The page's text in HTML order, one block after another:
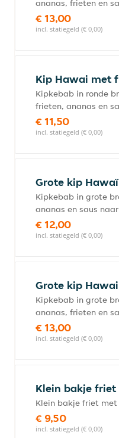
ananas, frieten en
€ 13,00
incl. statiegeld (€ 0,00)
Kip Hawai met
Kipkebab in ronde
frieten, ananas en
€ 11,50
incl. statiegeld (€ 0,00)
Grote kip Hawaï
Kipkebab in grote
ananas en saus
€ 12,00
incl. statiegeld (€ 0,00)
Grote kip
Kipkebab in grote
ananas, frieten en
€ 13,00
incl. statiegeld (€ 0,00)
Klein bakje
Klein bakje friet
€ 9,50
incl. statiegeld (€ 0,00)